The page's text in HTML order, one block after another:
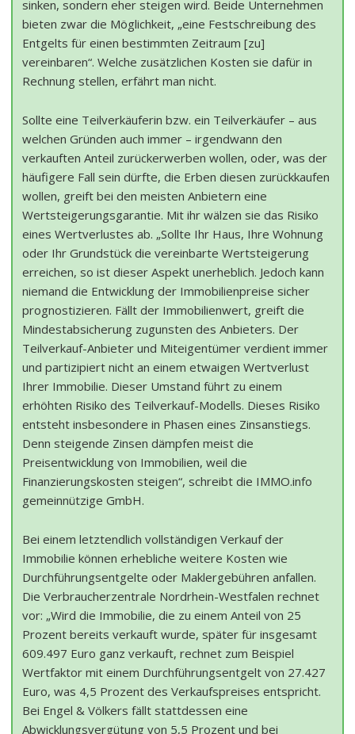
sinken, sondern eher steigen wird. Beide Unternehmen
bieten zwar die Möglichkeit, „eine Festschreibung des
Entgelts für einen bestimmten Zeitraum [zu]
vereinbaren“. Welche zusätzlichen Kosten sie dafür in
Rechnung stellen, erfährt man nicht.
Sollte eine Teilverkäuferin bzw. ein Teilverkäufer – aus
welchen Gründen auch immer – irgendwann den
verkauften Anteil zurückerwerben wollen, oder, was der
häufigere Fall sein dürfte, die Erben diesen zurückkaufen
wollen, greift bei den meisten Anbietern eine
Wertsteigerungsgarantie. Mit ihr wälzen sie das Risiko
eines Wertverlustes ab. „Sollte Ihr Haus, Ihre Wohnung
oder Ihr Grundstück die vereinbarte Wertsteigerung
erreichen, so ist dieser Aspekt unerheblich. Jedoch kann
niemand die Entwicklung der Immobilienpreise sicher
prognostizieren. Fällt der Immobilienwert, greift die
Mindestabsicherung zugunsten des Anbieters. Der
Teilverkauf-Anbieter und Miteigentümer verdient immer
und partizipiert nicht an einem etwaigen Wertverlust
Ihrer Immobilie. Dieser Umstand führt zu einem
erhöhten Risiko des Teilverkauf-Modells. Dieses Risiko
entsteht insbesondere in Phasen eines Zinsanstiegs.
Denn steigende Zinsen dämpfen meist die
Preisentwicklung von Immobilien, weil die
Finanzierungskosten steigen“, schreibt die IMMO.info
gemeinnützige GmbH.
Bei einem letztendlich vollständigen Verkauf der
Immobilie können erhebliche weitere Kosten wie
Durchführungsentgelte oder Maklergebühren anfallen.
Die Verbraucherzentrale Nordrhein-Westfalen rechnet
vor: „Wird die Immobilie, die zu einem Anteil von 25
Prozent bereits verkauft wurde, später für insgesamt
609.497 Euro ganz verkauft, rechnet zum Beispiel
Wertfaktor mit einem Durchführungsentgelt von 27.427
Euro, was 4,5 Prozent des Verkaufspreises entspricht.
Bei Engel & Völkers fällt stattdessen eine
Abwicklungsvergütung von 5,5 Prozent und bei